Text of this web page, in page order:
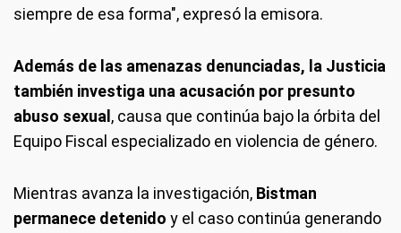
siempre de esa forma", expresó la emisora.
Además de las amenazas denunciadas, la Justicia
también investiga una acusación por presunto
abuso sexual , causa que continúa bajo la órbita del
Equipo Fiscal especializado en violencia de género.
Mientras avanza la investigación, Bistman
permanece detenido y el caso continúa generando